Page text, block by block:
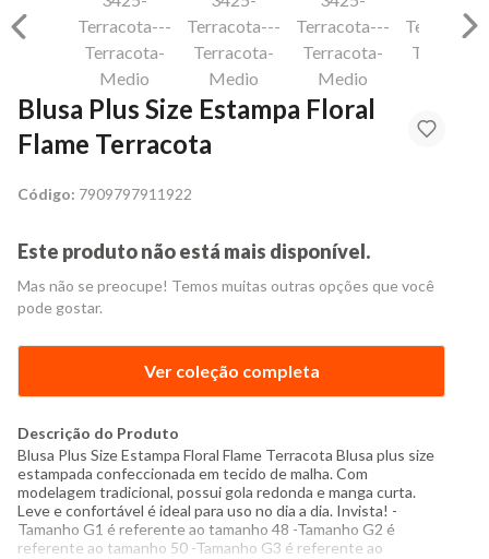
Blusa Plus Size Estampa Floral
Flame Terracota
Código: 7909797911922
Este produto não está mais disponível.
Mas não se preocupe! Temos muitas outras opções que você
pode gostar.
Ver coleção completa
Descrição do Produto
Blusa Plus Size Estampa Floral Flame Terracota Blusa plus size
estampada confeccionada em tecido de malha. Com
modelagem tradicional, possui gola redonda e manga curta.
Leve e confortável é ideal para uso no dia a dia. Invista! -
Tamanho G1 é referente ao tamanho 48 -Tamanho G2 é
referente ao tamanho 50 -Tamanho G3 é referente ao